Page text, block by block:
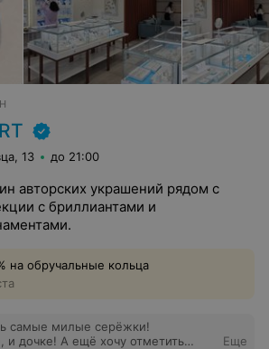
13 до 21:00
авторских украшений рядом с
с бриллиантами и
на обручальные кольца
самые милые серёжки!
и дочке! А ещё хочу отметить
Еще